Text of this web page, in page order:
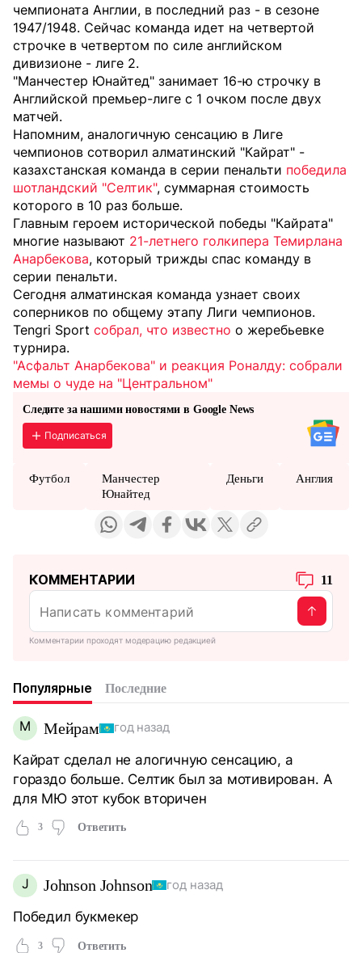
чемпионата Англии, в последний раз - в сезоне
1947/1948. Сейчас команда идет на четвертой
строчке в четвертом по силе английском
дивизионе - лиге 2.
"Манчестер Юнайтед" занимает 16-ю строчку в
Английской премьер-лиге с 1 очком после двух
матчей.
Напомним, аналогичную сенсацию в Лиге
чемпионов сотворил алматинский "Кайрат" -
казахстанская команда в серии пенальти победила
шотландский "Селтик", суммарная стоимость
которого в 10 раз больше.
Главным героем исторической победы "Кайрата"
многие называют 21-летнего голкипера Темирлана
Анарбекова, который трижды спас команду в
серии пенальти.
Сегодня алматинская команда узнает своих
соперников по общему этапу Лиги чемпионов.
Tengri Sport собрал, что известно о жеребьевке
турнира.
"Асфальт Анарбекова" и реакция Роналду: собрали
мемы о чуде на "Центральном"
Следите за нашими новостями в Google News
Подписаться
Футбол
Манчестер
Юнайтед
Деньги Англия
КОММЕНТАРИИ 11
Комментарии проходят модерацию редакцией
Популярные Последние
М Мейрам год назад
Кайрат сделал не алогичную сенсацию, а
гораздо больше. Селтик был за мотивирован. А
для МЮ этот кубок вторичен
3 Ответить
J Johnson Johnson год назад
Победил букмекер
3 Ответить